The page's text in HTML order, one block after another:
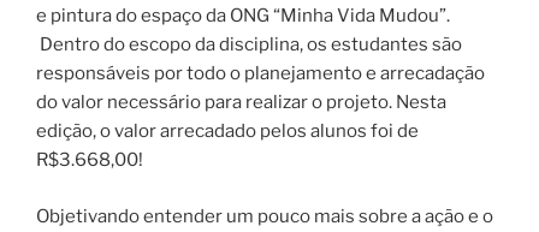
e pintura do espaço da ONG “Minha Vida Mudou”.
Dentro do escopo da disciplina, os estudantes são
responsáveis por todo o planejamento e arrecadação
do valor necessário para realizar o projeto. Nesta
edição, o valor arrecadado pelos alunos foi de
R$3.668,00!
Objetivando entender um pouco mais sobre a ação e o